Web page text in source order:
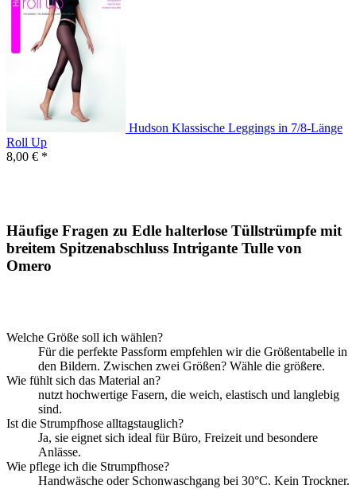
Hudson Klassische Leggings in 7/8-Länge
Roll Up
8,00 € *
Häufige Fragen zu Edle halterlose Tüllstrümpfe mit
breitem Spitzenabschluss Intrigante Tulle von
Omero
Welche Größe soll ich wählen?
Für die perfekte Passform empfehlen wir die Größentabelle in
den Bildern. Zwischen zwei Größen? Wähle die größere.
Wie fühlt sich das Material an?
nutzt hochwertige Fasern, die weich, elastisch und langlebig
sind.
Ist die Strumpfhose alltagstauglich?
Ja, sie eignet sich ideal für Büro, Freizeit und besondere
Anlässe.
Wie pflege ich die Strumpfhose?
Handwäsche oder Schonwaschgang bei 30°C. Kein Trockner.